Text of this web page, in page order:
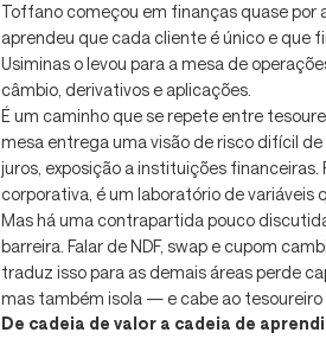
Toffano começou em finanças quase por
aprendeu que cada cliente é único e que
Usiminas o levou para a mesa de
câmbio, derivativos e aplicações.
É um caminho que se repete entre
mesa entrega uma visão de risco difícil
juros, exposição a instituições
corporativa, é um laboratório de variáveis
Mas há uma contrapartida pouco
barreira. Falar de NDF, swap e cupom
traduz isso para as demais áreas perde
mas também isola — e cabe ao tesoureiro
De cadeia de valor a cadeia de